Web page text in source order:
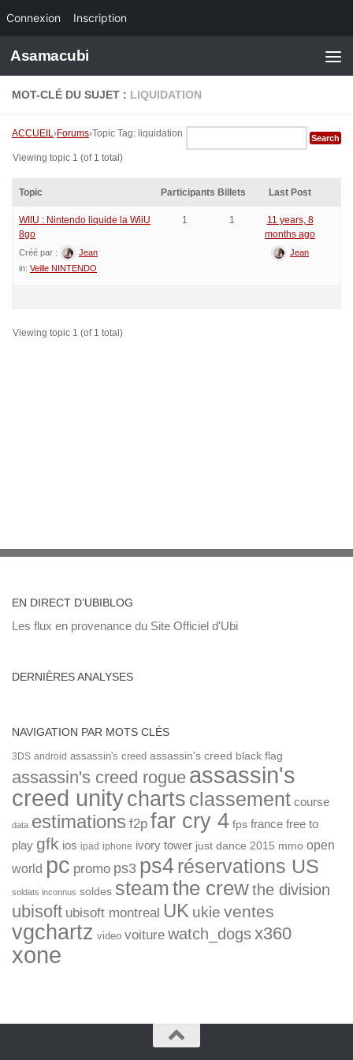
Connexion Inscription
Skip to content
Asamacubi
MOT-CLÉ DU SUJET : LIQUIDATION
ACCUEIL›Forums›Topic Tag: liquidation
Viewing topic 1 (of 1 total)
Topic Participants Billets Last Post
WIIU : Nintendo liquide la WiiU
8go
Créé par :
Jean
in: Veille NINTENDO
1 1
11 years, 8
months ago
Jean
Viewing topic 1 (of 1 total)
EN DIRECT D’UBIBLOG
Les flux en provenance du Site Officiel d'Ubi
DERNIÈRES ANALYSES
NAVIGATION PAR MOTS CLÉS
3DS android assassin's creed assassin's creed black flag
assassin's creed rogue assassin's
creed unitycharts classement course
data estimations f2p far cry 4 fps france free to
play gfk ios ipad iphone ivory tower just dance 2015 mmo open
world pc promo ps3 ps4réservations US
soldats inconnus soldes steamthe crewthe division
ubisoft ubisoft montreal UK ukie ventes
vgchartz video voiture watch_dogsx360
xone